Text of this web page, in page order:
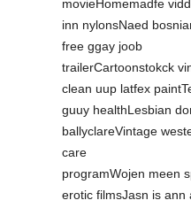
movieHomemadfe
inn nylonsNaed
free ggay joob
trailerCartoonstokck
clean uup latfex
guuy healthLesbian
ballyclareVintage
care
programWojen meen
erotic filmsJasn is ann